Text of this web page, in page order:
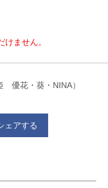
ません。
優花・葵・NINA）
ェアする